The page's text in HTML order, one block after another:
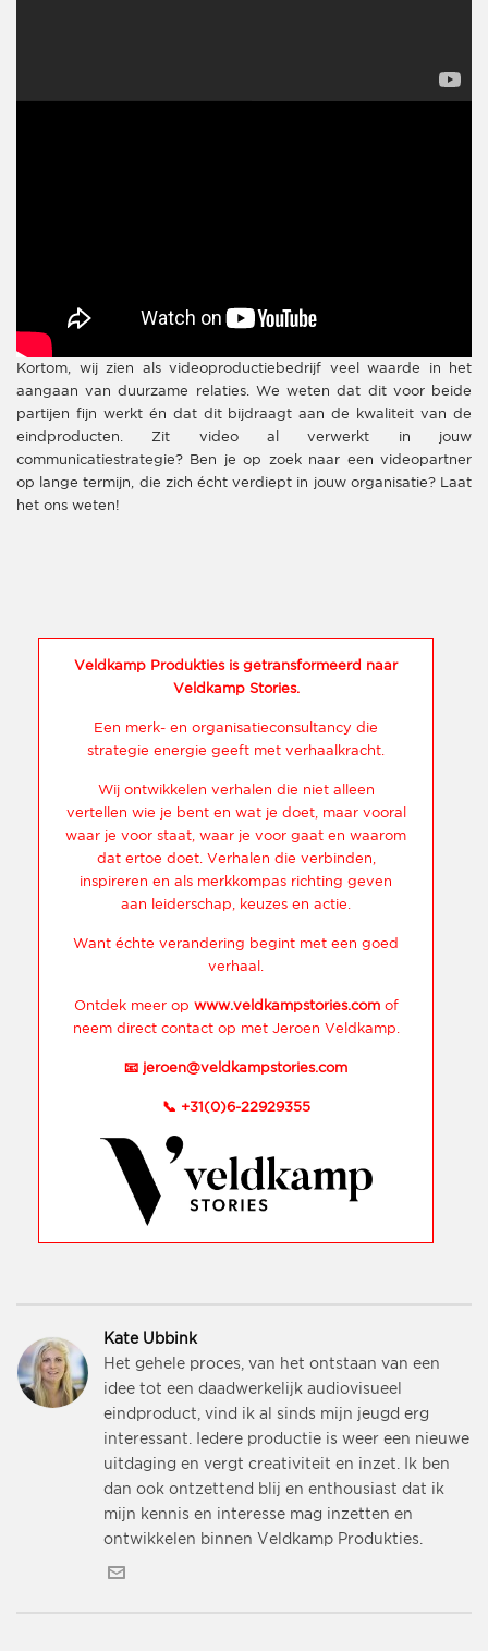
Kortom, wij zien als videoproductiebedrijf veel waarde in het
aangaan van duurzame relaties. We weten dat dit voor beide
partijen fijn werkt én dat dit bijdraagt aan de kwaliteit van de
eindproducten. Zit video al verwerkt in jouw
communicatiestrategie? Ben je op zoek naar een videopartner
op lange termijn, die zich écht verdiept in jouw organisatie? Laat
het ons weten!
Veldkamp Produkties is getransformeerd naar
Veldkamp Stories.
Een merk- en organisatieconsultancy die
strategie energie geeft met verhaalkracht.
Wij ontwikkelen verhalen die niet alleen
vertellen wie je bent en wat je doet, maar vooral
waar je voor staat, waar je voor gaat en waarom
dat ertoe doet. Verhalen die verbinden,
inspireren en als merkkompas richting geven
aan leiderschap, keuzes en actie.
Want échte verandering begint met een goed
verhaal.
Ontdek meer op www.veldkampstories.comof
neem direct contact op met Jeroen Veldkamp.
📧 jeroen@veldkampstories.com
📞 +31(0)6-22929355
Kate Ubbink
Het gehele proces, van het ontstaan van een
idee tot een daadwerkelijk audiovisueel
eindproduct, vind ik al sinds mijn jeugd erg
interessant. Iedere productie is weer een nieuwe
uitdaging en vergt creativiteit en inzet. Ik ben
dan ook ontzettend blij en enthousiast dat ik
mijn kennis en interesse mag inzetten en
ontwikkelen binnen Veldkamp Produkties.